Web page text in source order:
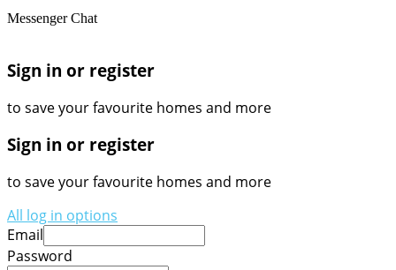
Messenger Chat
Sign in or register
to save your favourite homes and more
Sign in or register
to save your favourite homes and more
All log in options
Email
Password